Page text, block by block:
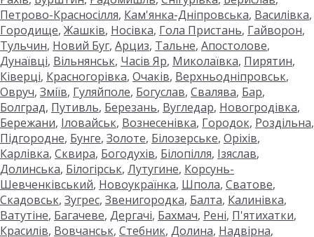
Петрово-Красносілля, Кам'янка-Дніпровська, Василівка,
Городище, Жашків, Носівка, Гола Пристань, Гайворон,
Тульчин, Новий Буг, Арциз, Тальне, Апостолове,
Дунаївці, Вільнянськ, Часів Яр, Миколаївка, Пирятин,
Ківерці, Красногорівка, Очаків, Верхньодніпровськ,
Овруч, Зміїв, Гуляйполе, Богуслав, Свалява, Бар,
Болград, Путивль, Березань, Вугледар, Новогродівка,
Бережани, Іловайськ, Вознесенівка, Городок, Роздільна,
Підгородне, Бунге, Золоте, Білозерське, Оріхів,
Карлівка, Сквира, Богодухів, Білопілля, Ізяслав,
Долинська, Білогірськ, Лутугине, Корсунь-
Шевченківський, Новоукраїнка, Шпола, Сватове,
Скадовськ, Зугрес, Звенигородка, Балта, Калинівка,
Ватутіне, Багачеве, Дергачі, Бахмач, Рені, П'ятихатки,
Красилів, Вовчанськ, Стебник, Долина, Надвірна,